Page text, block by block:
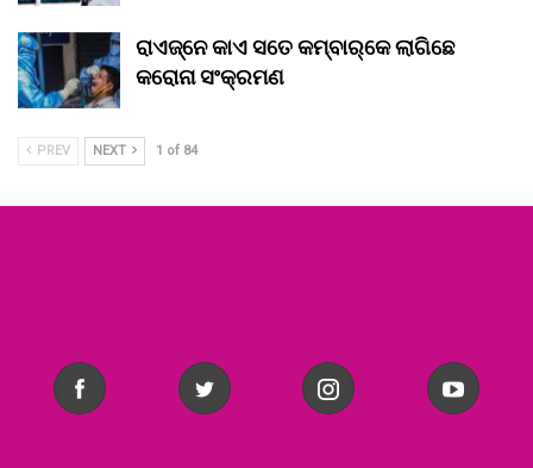
ରାଏଜ୍‌ନେ କାଏ ସତେ କମ୍‌ବାର୍‌କେ ଲାଗିଛେ
କରୋନା ସଂକ୍ରମଣ
PREV NEXT 1 of 84